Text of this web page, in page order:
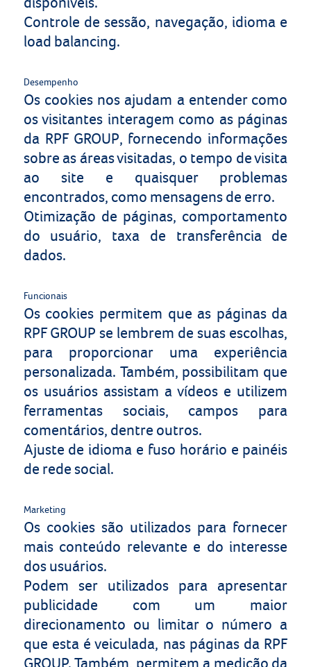
Controle de sessão, navegação, idioma e
load balancing.
Desempenho
Os cookies nos ajudam a entender como
os visitantes interagem como as páginas
da RPF GROUP, fornecendo informações
sobre as áreas visitadas, o tempo de visita
ao site e quaisquer problemas
encontrados, como mensagens de erro.
Otimização de páginas, comportamento
do usuário, taxa de transferência de
dados.
Funcionais
Os cookies permitem que as páginas da
RPF GROUP se lembrem de suas escolhas,
para proporcionar uma experiência
personalizada. Também, possibilitam que
os usuários assistam a vídeos e utilizem
ferramentas sociais, campos para
comentários, dentre outros.
Ajuste de idioma e fuso horário e painéis
de rede social.
Marketing
Os cookies são utilizados para fornecer
mais conteúdo relevante e do interesse
dos usuários.
Podem ser utilizados para apresentar
publicidade com um maior
direcionamento ou limitar o número a
que esta é veiculada, nas páginas da RPF
GROUP. Também, permitem a medição da